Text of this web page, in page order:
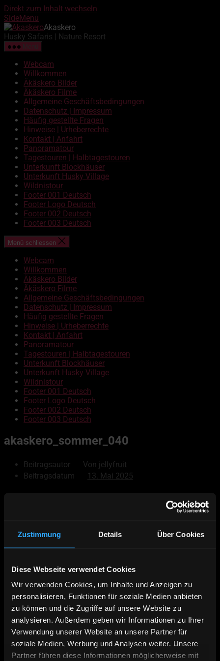
Zustimmung Details Über Cookies
Diese Webseite verwendet Cookies
Wir verwenden Cookies, um Inhalte und Anzeigen zu
personalisieren, Funktionen für soziale Medien anbieten
zu können und die Zugriffe auf unsere Website zu
analysieren. Außerdem geben wir Informationen zu Ihrer
Verwendung unserer Website an unsere Partner für
soziale Medien, Werbung und Analysen weiter. Unsere
Partner führen diese Informationen möglicherweise mit
Direkt zum Inhalt wechseln
SideMenu
Akaskero
Husky Safaris | Nature Resort
Webcam
Willkommen
Äkäskero Bilder
Äkäskero Filme
Allgemeine Geschäftsbedingungen
Datenschutz | Impressum
Häufig gestellte Fragen
Hinweise | Urheberrechte
Kontakt | Anfahrt
Panoramatour
Tagestouren | Halbtagestouren
Unterkunft Blockhäuser
Unterkunft Husky Village
Wildnistour
Footer 001 Deutsch
Footer Logo Deutsch
Footer 002 Deutsch
Footer 003 Deutsch
Menü schliessen
Webcam
Willkommen
Äkäskero Bilder
Äkäskero Filme
Allgemeine Geschäftsbedingungen
Datenschutz | Impressum
Häufig gestellte Fragen
Hinweise | Urheberrechte
Kontakt | Anfahrt
Panoramatour
Tagestouren | Halbtagestouren
Unterkunft Blockhäuser
Unterkunft Husky Village
Wildnistour
Footer 001 Deutsch
Footer Logo Deutsch
Footer 002 Deutsch
Footer 003 Deutsch
akaskero_sommer_040
Beitragsautor Von jellyfruit
Beitragsdatum
13. Mai 2025
English
Äkäskero Prospekt
Online Buchen
Kontakt | Anfahrt
Wildnistour – 7 Nächte Hundeschlittentour
Panoramatour – 14 Nächte Hundeschlittentour